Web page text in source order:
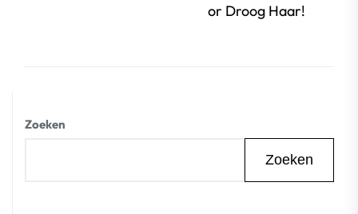
or Droog Haar!
Zoeken
Zoeken